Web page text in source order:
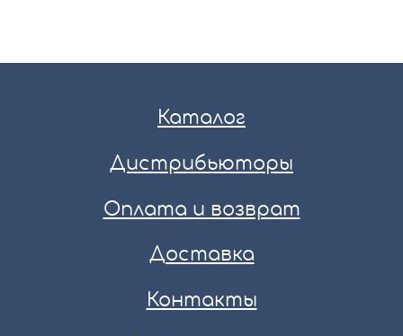
Каталог
Дистрибьюторы
Оплата и возврат
Доставка
Контакты